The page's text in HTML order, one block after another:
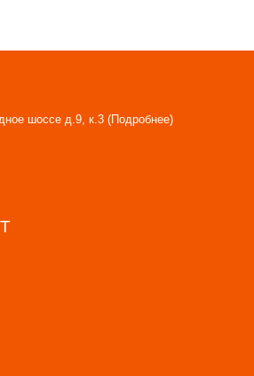
шоссе д.9, к.3 (Подробнее)